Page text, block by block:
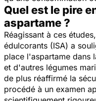
Quel est le pire
aspartame ?
Réagissant à ces
édulcorants (ISA) a
place l'aspartame dans
et d'autres légumes
de plus réaffirmé la
procédé à un examen